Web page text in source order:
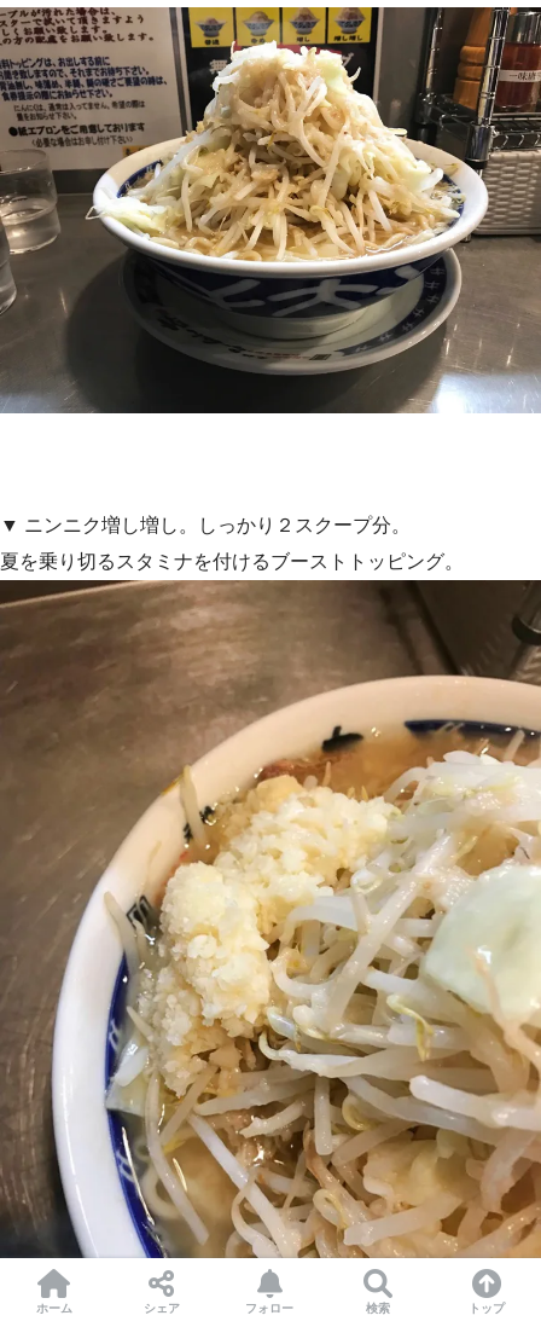
▼ ニンニク増し増し。しっかり２スクープ分。
夏を乗り切るスタミナを付けるブーストトッピング。
ホーム シェア フォロー 検索 トップ